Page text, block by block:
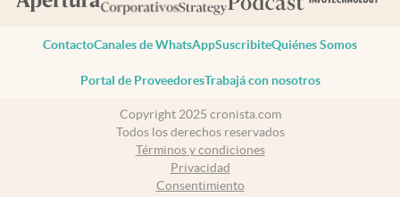
ContactoCanales de WhatsAppSuscribiteQuiénes Somos
Portal de ProveedoresTrabajá con nosotros
Copyright 2025 cronista.com
Todos los derechos reservados
Términos y condiciones
Privacidad
Consentimiento